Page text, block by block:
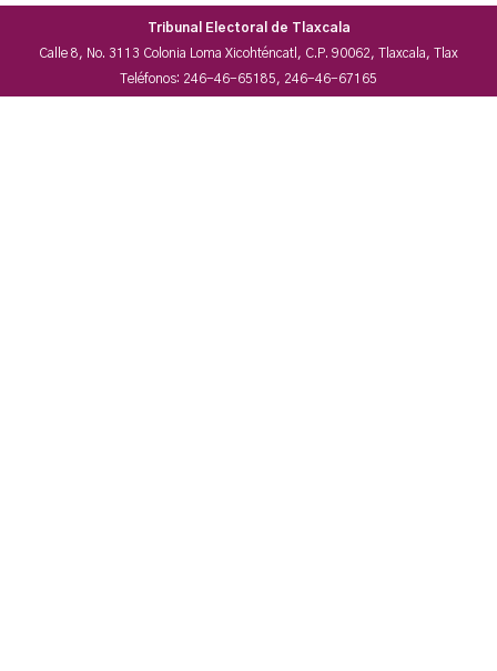
Tribunal Electoral de Tlaxcala
Calle 8, No. 3113 Colonia Loma Xicohténcatl, C.P. 90062, Tlaxcala, Tlax
Teléfonos: 246-46-65185, 246-46-67165